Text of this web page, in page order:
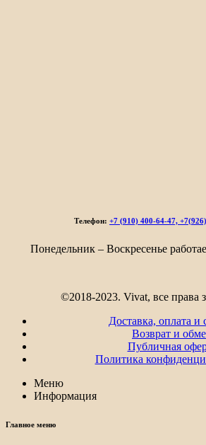
Телефон: +7 (910) 400-64-47,
Понедельник – Воскресенье
©2018-2023. Vivat, все права
Доставка, оплата и
Возврат и
Публичная
Политика
Меню
Информация
Главное меню